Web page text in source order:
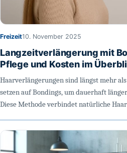
Freizeit10. November 2025
Langzeitverlängerung mit
Pflege und Kosten im
Haarverlängerungen sind längst mehr
setzen auf Bondings, um dauerhaft
Diese Methode verbindet natürliche